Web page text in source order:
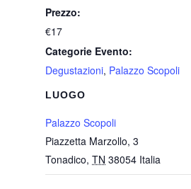
Prezzo:
€17
Categorie Evento:
Degustazioni, Palazzo Scopoli
LUOGO
Palazzo Scopoli
Piazzetta Marzollo, 3
Tonadico, TN 38054 Italia